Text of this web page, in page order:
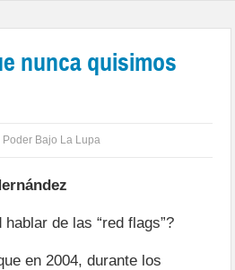
nunca quisimos
Poder Bajo La Lupa
de las “red flags”?
en 2004, durante los